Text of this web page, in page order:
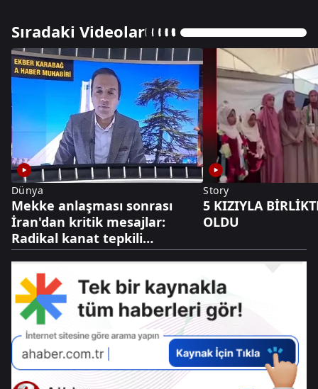
Sıradaki Videolar
Dünya
Mekke anlaşması sonrası
İran'dan kritik mesajlar:
Radikal kanat tepkili
diplomasi cephesi temkinli
Story
5 KIZIYLA
OLDU